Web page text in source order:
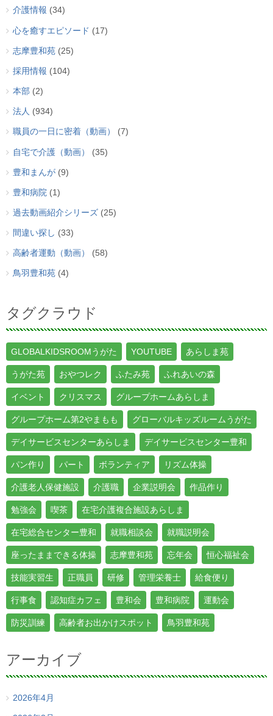
介護情報 (34)
心を癒すエピソード (17)
志摩豊和苑 (25)
採用情報 (104)
本部 (2)
法人 (934)
職員の一日に密着（動画） (7)
自宅で介護（動画） (35)
豊和まんが (9)
豊和病院 (1)
過去動画紹介シリーズ (25)
間違い探し (33)
高齢者運動（動画） (58)
鳥羽豊和苑 (4)
タグクラウド
GLOBALKIDSROOMうがた YOUTUBE あらしま苑
うがた苑 おやつレク ふたみ苑 ふれあいの森
イベント クリスマス グループホームあらしま
グループホーム第2やまもも グローバルキッズルームうがた
デイサービスセンターあらしま デイサービスセンター豊和
パン作り パート ボランティア リズム体操
介護老人保健施設 介護職 企業説明会 作品作り
勉強会 喫茶 在宅介護複合施設あらしま
在宅総合センター豊和 就職相談会 就職説明会
座ったままできる体操 志摩豊和苑 忘年会 恒心福祉会
技能実習生 正職員 研修 管理栄養士 給食便り
行事食 認知症カフェ 豊和会 豊和病院 運動会
防災訓練 高齢者お出かけスポット 鳥羽豊和苑
アーカイブ
2026年4月